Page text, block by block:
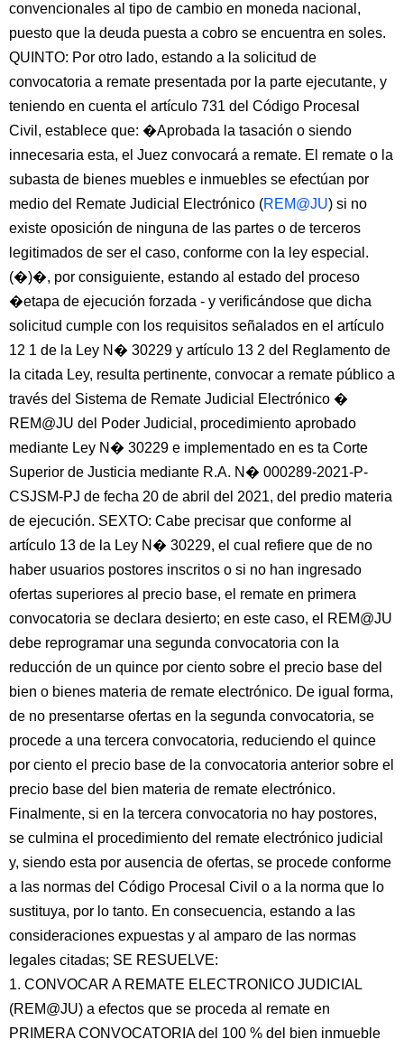
convencionales al tipo de cambio en moneda nacional,
puesto que la deuda puesta a cobro se encuentra en soles.
QUINTO: Por otro lado, estando a la solicitud de
convocatoria a remate presentada por la parte ejecutante, y
teniendo en cuenta el artículo 731 del Código Procesal
Civil, establece que: �Aprobada la tasación o siendo
innecesaria esta, el Juez convocará a remate. El remate o la
subasta de bienes muebles e inmuebles se efectúan por
medio del Remate Judicial Electrónico (REM@JU) si no
existe oposición de ninguna de las partes o de terceros
legitimados de ser el caso, conforme con la ley especial.
(�)�, por consiguiente, estando al estado del proceso
�etapa de ejecución forzada - y verificándose que dicha
solicitud cumple con los requisitos señalados en el artículo
12 1 de la Ley N� 30229 y artículo 13 2 del Reglamento de
la citada Ley, resulta pertinente, convocar a remate público a
través del Sistema de Remate Judicial Electrónico �
REM@JU del Poder Judicial, procedimiento aprobado
mediante Ley N� 30229 e implementado en es ta Corte
Superior de Justicia mediante R.A. N� 000289-2021-P-
CSJSM-PJ de fecha 20 de abril del 2021, del predio materia
de ejecución. SEXTO: Cabe precisar que conforme al
artículo 13 de la Ley N� 30229, el cual refiere que de no
haber usuarios postores inscritos o si no han ingresado
ofertas superiores al precio base, el remate en primera
convocatoria se declara desierto; en este caso, el REM@JU
debe reprogramar una segunda convocatoria con la
reducción de un quince por ciento sobre el precio base del
bien o bienes materia de remate electrónico. De igual forma,
de no presentarse ofertas en la segunda convocatoria, se
procede a una tercera convocatoria, reduciendo el quince
por ciento el precio base de la convocatoria anterior sobre el
precio base del bien materia de remate electrónico.
Finalmente, si en la tercera convocatoria no hay postores,
se culmina el procedimiento del remate electrónico judicial
y, siendo esta por ausencia de ofertas, se procede conforme
a las normas del Código Procesal Civil o a la norma que lo
sustituya, por lo tanto. En consecuencia, estando a las
consideraciones expuestas y al amparo de las normas
legales citadas; SE RESUELVE:
1. CONVOCAR A REMATE ELECTRONICO JUDICIAL
(REM@JU) a efectos que se proceda al remate en
PRIMERA CONVOCATORIA del 100 % del bien inmueble